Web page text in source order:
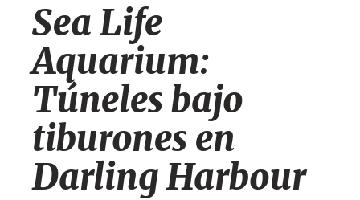
Sea Life
Aquarium:
Túneles bajo
tiburones en
Darling Harbour